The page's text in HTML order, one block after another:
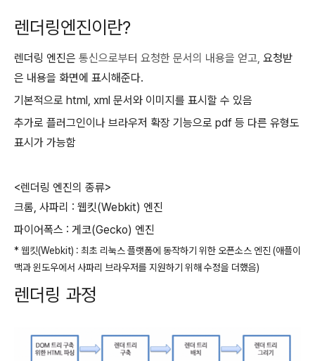
렌더링엔진이란?
렌더링 엔진은 통신으로부터 요청한 문서의 내용을 얻고, 요청받
은 내용을 화면에 표시해준다.
기본적으로 html, xml 문서와 이미지를 표시할 수 있음
추가로 플러그인이나 브라우저 확장 기능으로 pdf 등 다른 유형도
표시가 가능함
<렌더링 엔진의 종류>
크롬, 사파리 : 웹킷(Webkit) 엔진
파이어폭스 : 게코(Gecko) 엔진
* 웹킷(Webkit) : 최초 리눅스 플랫폼에 동작하기 위한 오픈소스 엔진 (애플이
맥과 윈도우에서 사파리 브라우저를 지원하기 위해 수정을 더했음)
렌더링 과정